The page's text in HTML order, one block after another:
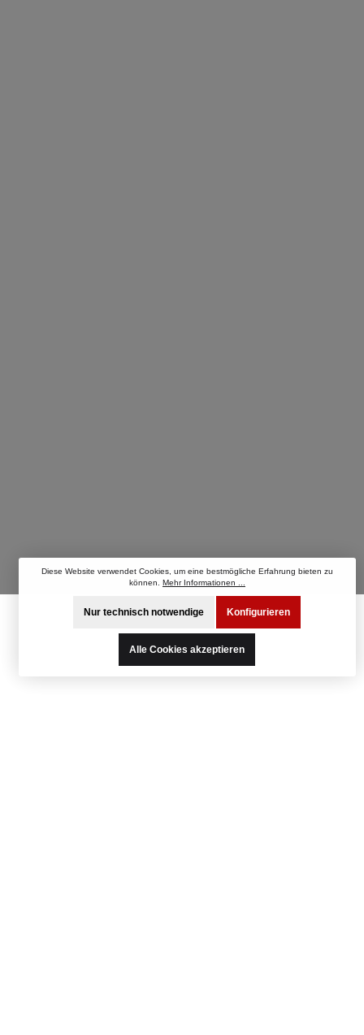
Diese Website verwendet Cookies, um eine bestmögliche Erfahrung bieten zu
können. Mehr Informationen ...
Nur technisch notwendige Konfigurieren
Alle Cookies akzeptieren